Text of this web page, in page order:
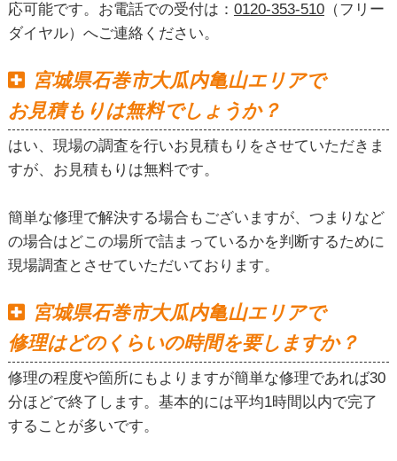
応可能です。お電話での受付は： 0120-353-510（フリー
ダイヤル）へご連絡ください。
宮城県石巻市大瓜内亀山エリアで
お見積もりは無料でしょうか？
はい、現場の調査を行いお見積もりをさせていただきま
すが、お見積もりは無料です。
簡単な修理で解決する場合もございますが、つまりなど
の場合はどこの場所で詰まっているかを判断するために
現場調査とさせていただいております。
宮城県石巻市大瓜内亀山エリアで
修理はどのくらいの時間を要しますか？
修理の程度や箇所にもよりますが簡単な修理であれば30
分ほどで終了します。基本的には平均1時間以内で完了
することが多いです。